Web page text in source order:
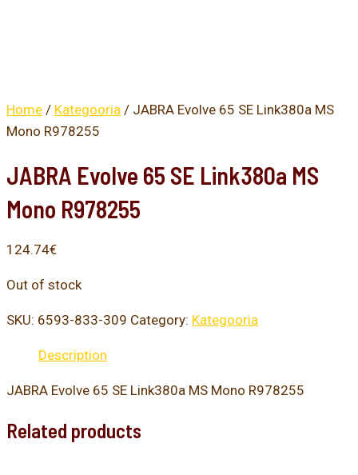
Home / Kategooria / JABRA Evolve 65 SE Link380a MS
Mono R978255
JABRA Evolve 65 SE Link380a MS
Mono R978255
124.74€
Out of stock
SKU: 6593-833-309 Category: Kategooria
Description
JABRA Evolve 65 SE Link380a MS Mono R978255
Related products